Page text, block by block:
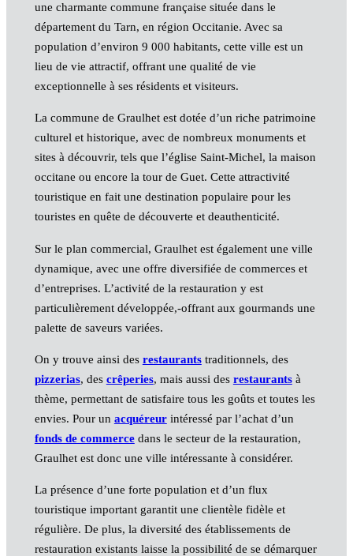
une charmante commune française située dans le
département du Tarn, en région Occitanie. Avec sa
population d’environ 9 000 habitants, cette ville est un
lieu de vie attractif, offrant une qualité de vie
exceptionnelle à ses résidents et visiteurs.
La commune de Graulhet est dotée d’un riche patrimoine
culturel et historique, avec de nombreux monuments et
sites à découvrir, tels que l’église Saint-Michel, la maison
occitane ou encore la tour de Guet. Cette attractivité
touristique en fait une destination populaire pour les
touristes en quête de découverte et deauthenticité.
Sur le plan commercial, Graulhet est également une ville
dynamique, avec une offre diversifiée de commerces et
d’entreprises. L’activité de la restauration y est
particulièrement développée,-offrant aux gourmands une
palette de saveurs variées.
On y trouve ainsi des restaurantstraditionnels, des
pizzerias, des crêperies, mais aussi des restaurantsà
thème, permettant de satisfaire tous les goûts et toutes les
envies. Pour un acquéreurintéressé par l’achat d’un
fonds de commercedans le secteur de la restauration,
Graulhet est donc une ville intéressante à considérer.
La présence d’une forte population et d’un flux
touristique important garantit une clientèle fidèle et
régulière. De plus, la diversité des établissements de
restauration existants laisse la possibilité de se démarquer